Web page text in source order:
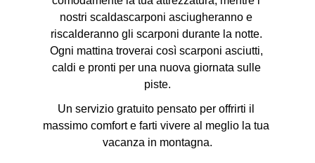
nostri scaldascarponi asciugheranno e
riscalderanno gli scarponi durante la notte.
Ogni mattina troverai così scarponi asciutti,
caldi e pronti per una nuova giornata sulle
piste.
Un servizio gratuito pensato per offrirti il
massimo comfort e farti vivere al meglio la tua
vacanza in montagna.